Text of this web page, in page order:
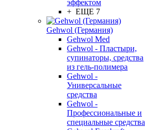
эффектом
+ ЕЩЕ 7
Gehwol (Германия)
Gehwol Med
Gehwol - Пластыри,
супинаторы, средства
из гель-полимера
Gehwol -
Универсальные
средства
Gehwol -
Профессиональные и
специальные средства